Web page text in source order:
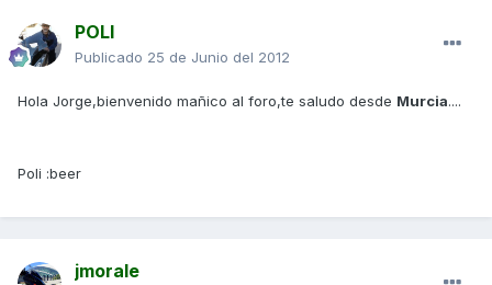
POLI
Publicado 25 de Junio del 2012
Hola Jorge,bienvenido mañico al foro,te saludo desde Murcia....
Poli :beer
jmorale